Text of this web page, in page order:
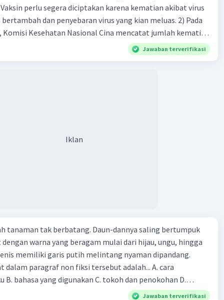
pesan yg ingin disampaikan oleh pengarang kepada
terdiri atas?
Balas
perlu segera diciptakan karena kematian akibat virus
dan penyebaran virus yang kian meluas. 2) Pada
Komisi Kesehatan Nasional Cina mencatat jumlah kematian
baru telah mencapai 636 kasus, sedangkan jumlah warga
31.161 kasus. Kasus terbanyak terjadi di Hubei, Cina,
menciptakan berbagai jenis inokulasi bersama sejumlah
perlu segera mempelajari virus corona yang menjadi
kesehatan dunia karena persebarannya sangat cepat. C.
diri dan menjaga kesehatan dalam menghadapi
yang mulai menyebar di Indonesia, D. Virus corona
bagi kesehatan manusia.
Jawaban terverifikasi
Iklan
tanaman tak berbatang. Daun-dannya saling bertumpuk
warna yang beragam mulai dari hijau, ungu, hingga
memiliki garis putih melintang nyaman dipandang.
paragraf non fiksi tersebut adalah... A. cara
B. bahasa yang digunakan C. tokoh dan penokohan D.
Jawaban terverifikasi